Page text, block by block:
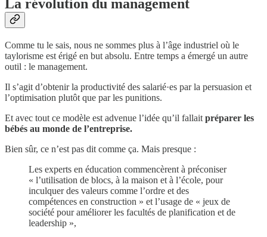
La révolution du management
Comme tu le sais, nous ne sommes plus à l’âge industriel où le
taylorisme est érigé en but absolu. Entre temps a émergé un autre
outil : le management.
Il s’agit d’obtenir la productivité des salarié·es par la persuasion et
l’optimisation plutôt que par les punitions.
Et avec tout ce modèle est advenue l’idée qu’il fallait préparer les
bébés au monde de l’entreprise.
Bien sûr, ce n’est pas dit comme ça. Mais presque :
Les experts en éducation commencèrent à préconiser
« l’utilisation de blocs, à la maison et à l’école, pour
inculquer des valeurs comme l’ordre et des
compétences en construction » et l’usage de « jeux de
société pour améliorer les facultés de planification et de
leadership »,